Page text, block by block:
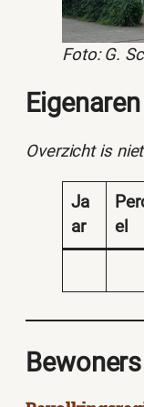
Foto: G.
Eigenaren
Overzicht is
Ja
ar
el
Bewoners